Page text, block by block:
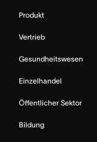
Produkt
Vertrieb
Gesundheitswesen
Einzelhandel
Öffentlicher Sektor
Bildung